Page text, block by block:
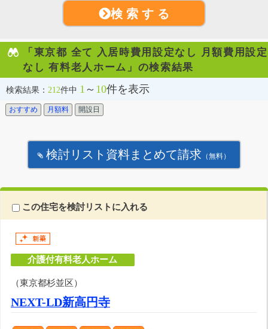
検 索 す る
「東京都 全て 入居時費用設定なし 月額費用設定
なし 有料老人ホーム」の検索結果
検索結果： 212件中 1 ～ 10件を表示
おすすめ 月額料 開設日
検討リスト資料まとめて請求 （無料）
この住宅を検討リストに入れる
介護付有料老人ホーム
（東京都杉並区）
NEXT-LD新高円寺